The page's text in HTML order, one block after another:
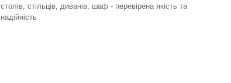
столів, стільців, диванів, шаф - перевірена якість та
надійність